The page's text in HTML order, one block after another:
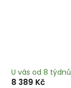
U vás od 8 týdnů
8 389 Kč